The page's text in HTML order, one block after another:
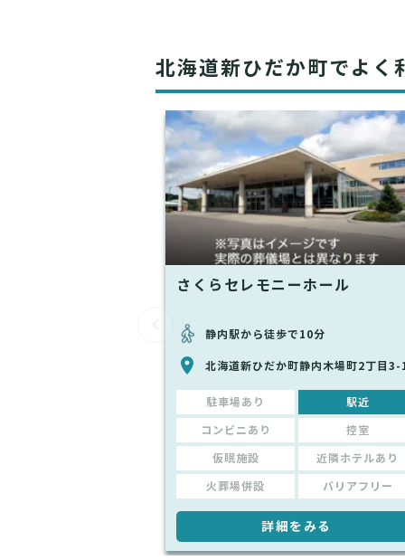
北海道新ひだか町でよく
さくらセレモニーホール
静内駅から徒歩で10分
北海道新ひだか町静内木場町2丁目3-
駐車場あり 駅近
コンビニあり 控室
仮眠施設 近隣ホテルあり
火葬場併設 バリアフリー
詳細をみる